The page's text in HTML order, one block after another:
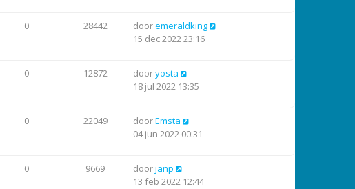
0 28442 dooremeraldking
15 dec 2022 23:16
0 12872 dooryosta
18 jul 2022 13:35
0 22049 doorEmsta
04 jun 2022 00:31
0 9669 doorjanp
13 feb 2022 12:44